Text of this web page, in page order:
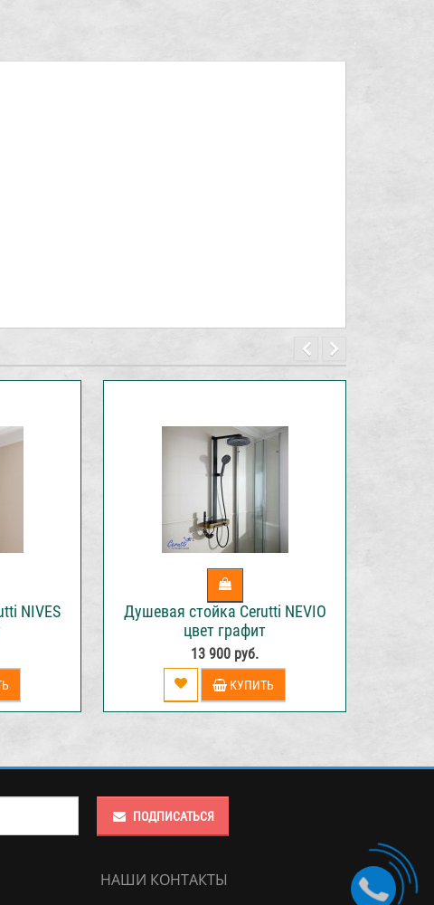
NIVES
Душевая стойка Cerutti NEVIO
цвет графит
13 900 руб.
КУПИТЬ
ПОДПИСАТЬСЯ
НАШИ КОНТАКТЫ